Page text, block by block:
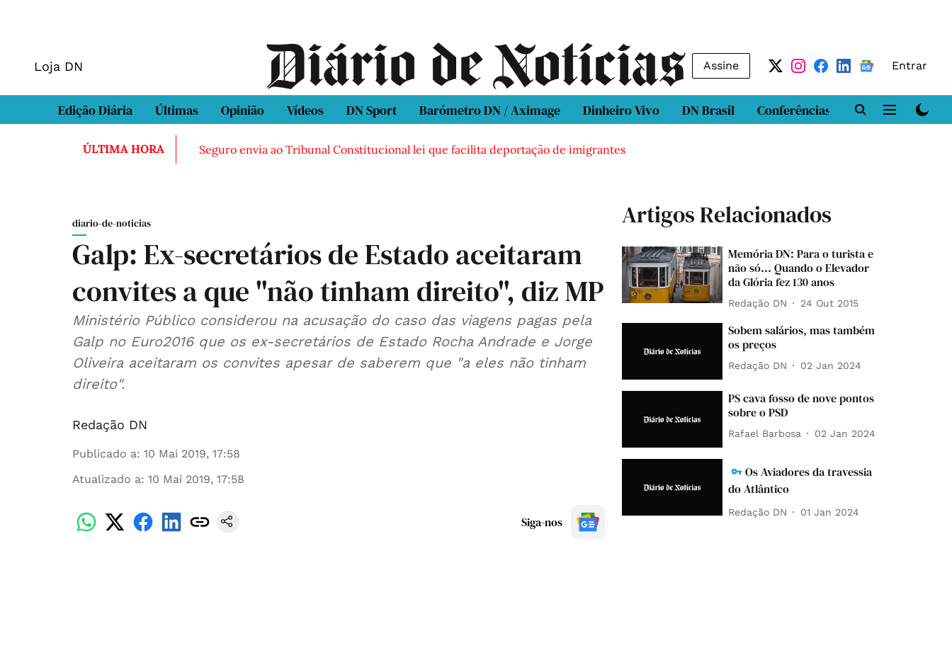
Loja DN Assine Entrar
Edição Diária Últimas Opinião Vídeos DN Sport Barómetro DN / Aximage Dinheiro Vivo DN Brasil Conferências DN LAB
ÚLTIMA HORA Seguro envia ao Tribunal Constitucional lei que facilita deportação de imigrantes
diario-de-noticias
Galp: Ex-secretários de Estado aceitaram
convites a que "não tinham direito", diz MP
Ministério Público considerou na acusação do caso das viagens pagas pela
Galp no Euro2016 que os ex-secretários de Estado Rocha Andrade e Jorge
Oliveira aceitaram os convites apesar de saberem que "a eles não tinham
direito".
Redação DN
Publicado a: 10 Mai 2019, 17:58
Atualizado a: 10 Mai 2019, 17:58
Siga-nos
Artigos Relacionados
Memória DN: Para o turista e
não só... Quando o Elevador
da Glória fez 130 anos
Redação DN 24 Out 2015
Sobem salários, mas também
os preços
Redação DN 02 Jan 2024
PS cava fosso de nove pontos
sobre o PSD
Rafael Barbosa 02 Jan 2024
Os Aviadores da travessia
do Atlântico
Redação DN 01 Jan 2024